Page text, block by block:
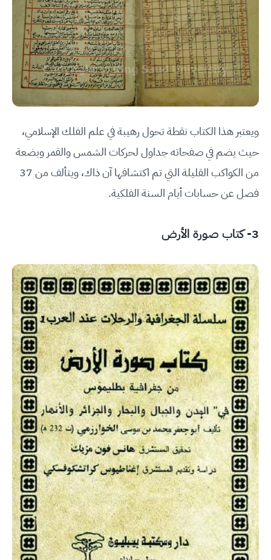
ويعتبر هذا الكتاب نقطة تحول رهيبة في علم الفلك الإسلامي،
حيث يضم في صفحاته جداول لحركات الشمس والقمر وبضعة
من الكواكب القليلة التي تم اكتشافها آن ذاك، ويتألف من 37
فصل عن حسابات أيام السنة الفلكية.
3- كتاب صورة الأرض